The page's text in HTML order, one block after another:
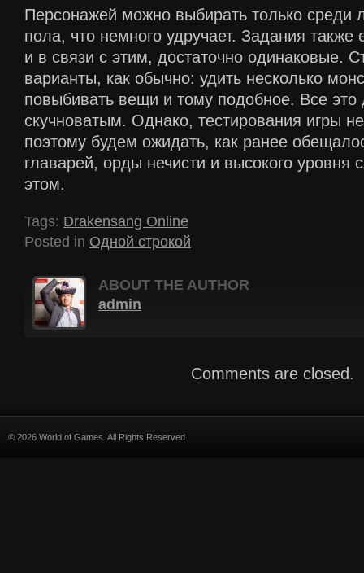
Персонажей можно выбирать только среди
пола, что немного удручает. Задания
и в связи с этим, достаточно одинаковые.
варианты, как обычно: удить несколько
повыбивать вещи и тому подобное. Все это
скучноватым. Однако, тестирования игры
поэтому будем ожидать, как ранее
главарей, орды нечисти и высокого уровня
этом.
Tags: Drakensang Online
Posted in Одной строкой
ABOUT THE AUTHOR
admin
Comments are closed.
© 2026 World of Games. All Rights Reserved.